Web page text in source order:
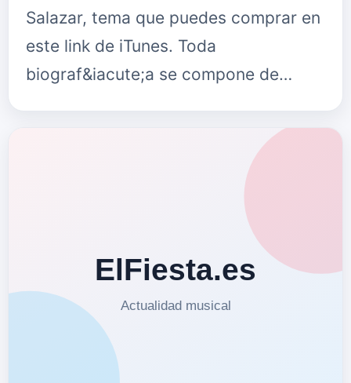
Salazar, tema que puedes comprar en
este link de iTunes. Toda
biograf&iacute;a se compone de
componen el lienzo de una vida: